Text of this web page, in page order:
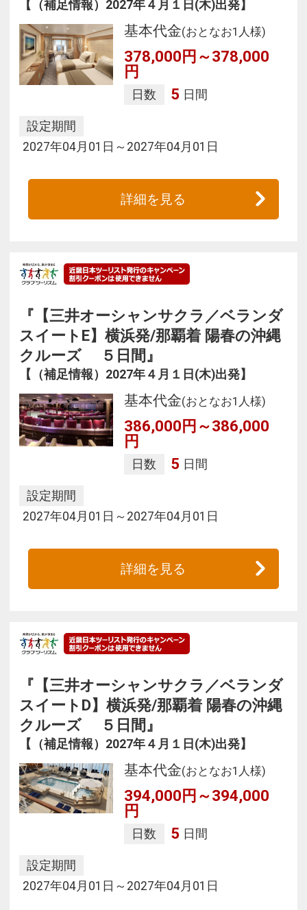
【（補足情報）2027年４月１日(木)出発】
基本代金(おとなお1人様)
378,000円～378,000
円
日数 5 日間
設定期間
2027年04月01日～2027年04月01日
詳細を見る
『【三井オーシャンサクラ／ベランダ
スイートE】横浜発/那覇着 陽春の沖縄
クルーズ ５日間』
【（補足情報）2027年４月１日(木)出発】
基本代金(おとなお1人様)
386,000円～386,000
円
日数 5 日間
設定期間
2027年04月01日～2027年04月01日
詳細を見る
『【三井オーシャンサクラ／ベランダ
スイートD】横浜発/那覇着 陽春の沖縄
クルーズ ５日間』
【（補足情報）2027年４月１日(木)出発】
基本代金(おとなお1人様)
394,000円～394,000
円
日数 5 日間
設定期間
2027年04月01日～2027年04月01日